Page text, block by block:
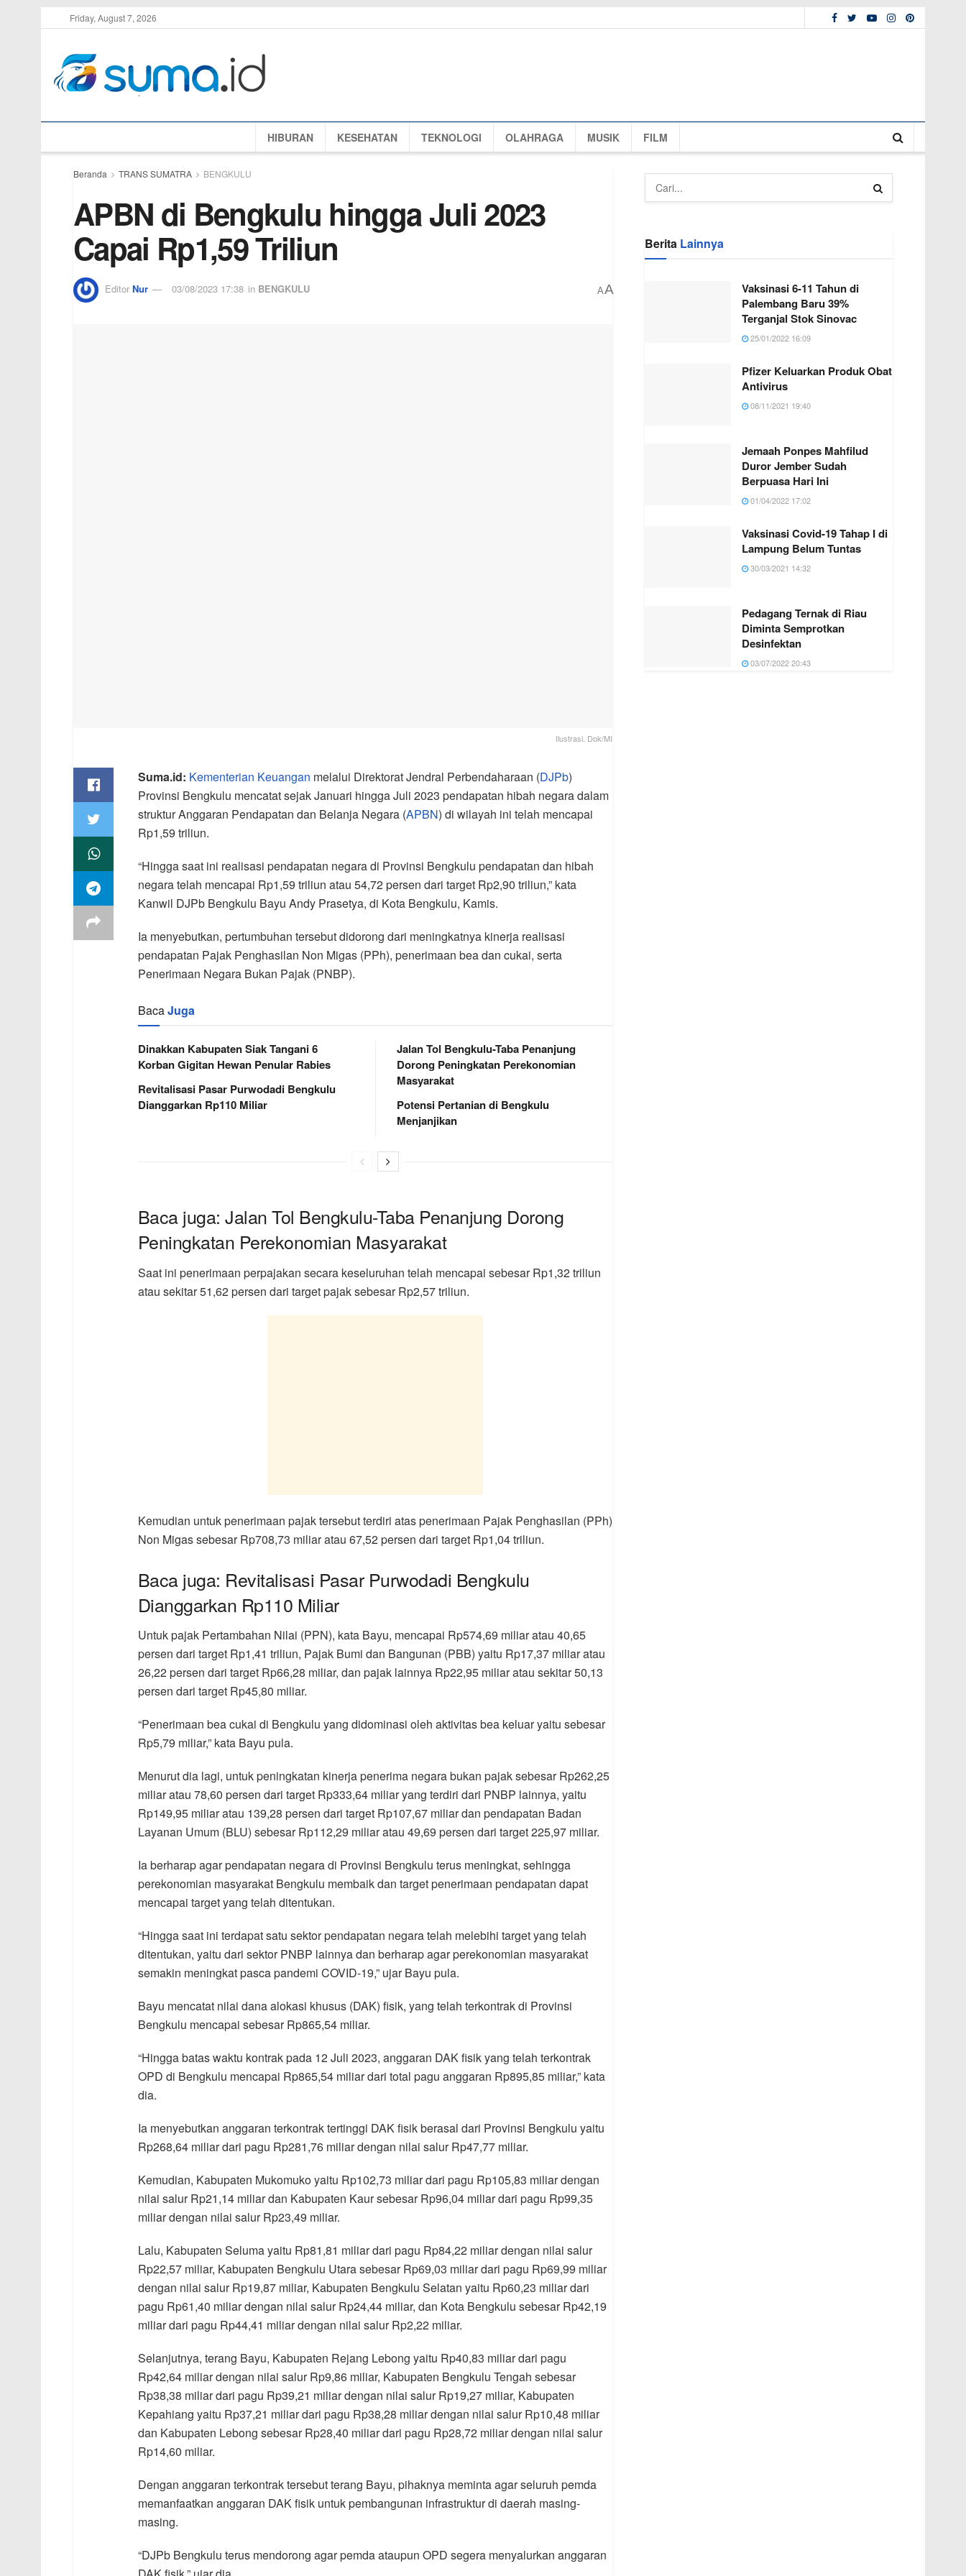
Friday, August 7, 2026
HIBURAN KESEHATAN TEKNOLOGI OLAHRAGA MUSIK FILM
Beranda TRANS SUMATRA BENGKULU
APBN di Bengkulu hingga Juli 2023
Capai Rp1,59 Triliun
Editor Nur 03/08/2023 17:38 in BENGKULU AA
Ilustrasi. Dok/MI
Suma.id: Kementerian Keuangan melalui Direktorat Jendral Perbendaharaan (DJPb)
Provinsi Bengkulu mencatat sejak Januari hingga Juli 2023 pendapatan hibah negara dalam
struktur Anggaran Pendapatan dan Belanja Negara (APBN) di wilayah ini telah mencapai
Rp1,59 triliun.
“Hingga saat ini realisasi pendapatan negara di Provinsi Bengkulu pendapatan dan hibah
negara telah mencapai Rp1,59 triliun atau 54,72 persen dari target Rp2,90 triliun,” kata
Kanwil DJPb Bengkulu Bayu Andy Prasetya, di Kota Bengkulu, Kamis.
Ia menyebutkan, pertumbuhan tersebut didorong dari meningkatnya kinerja realisasi
pendapatan Pajak Penghasilan Non Migas (PPh), penerimaan bea dan cukai, serta
Penerimaan Negara Bukan Pajak (PNBP).
BacaJuga
Dinakkan Kabupaten Siak Tangani 6
Korban Gigitan Hewan Penular Rabies
Revitalisasi Pasar Purwodadi Bengkulu
Dianggarkan Rp110 Miliar
Jalan Tol Bengkulu-Taba Penanjung
Dorong Peningkatan Perekonomian
Masyarakat
Potensi Pertanian di Bengkulu
Menjanjikan
Baca juga: Jalan Tol Bengkulu-Taba Penanjung Dorong
Peningkatan Perekonomian Masyarakat
Saat ini penerimaan perpajakan secara keseluruhan telah mencapai sebesar Rp1,32 triliun
atau sekitar 51,62 persen dari target pajak sebesar Rp2,57 triliun.
Kemudian untuk penerimaan pajak tersebut terdiri atas penerimaan Pajak Penghasilan (PPh)
Non Migas sebesar Rp708,73 miliar atau 67,52 persen dari target Rp1,04 triliun.
Baca juga: Revitalisasi Pasar Purwodadi Bengkulu
Dianggarkan Rp110 Miliar
Untuk pajak Pertambahan Nilai (PPN), kata Bayu, mencapai Rp574,69 miliar atau 40,65
persen dari target Rp1,41 triliun, Pajak Bumi dan Bangunan (PBB) yaitu Rp17,37 miliar atau
26,22 persen dari target Rp66,28 miliar, dan pajak lainnya Rp22,95 miliar atau sekitar 50,13
persen dari target Rp45,80 miliar.
“Penerimaan bea cukai di Bengkulu yang didominasi oleh aktivitas bea keluar yaitu sebesar
Rp5,79 miliar,” kata Bayu pula.
Menurut dia lagi, untuk peningkatan kinerja penerima negara bukan pajak sebesar Rp262,25
miliar atau 78,60 persen dari target Rp333,64 miliar yang terdiri dari PNBP lainnya, yaitu
Rp149,95 miliar atau 139,28 persen dari target Rp107,67 miliar dan pendapatan Badan
Layanan Umum (BLU) sebesar Rp112,29 miliar atau 49,69 persen dari target 225,97 miliar.
Ia berharap agar pendapatan negara di Provinsi Bengkulu terus meningkat, sehingga
perekonomian masyarakat Bengkulu membaik dan target penerimaan pendapatan dapat
mencapai target yang telah ditentukan.
“Hingga saat ini terdapat satu sektor pendapatan negara telah melebihi target yang telah
ditentukan, yaitu dari sektor PNBP lainnya dan berharap agar perekonomian masyarakat
semakin meningkat pasca pandemi COVID-19,” ujar Bayu pula.
Bayu mencatat nilai dana alokasi khusus (DAK) fisik, yang telah terkontrak di Provinsi
Bengkulu mencapai sebesar Rp865,54 miliar.
“Hingga batas waktu kontrak pada 12 Juli 2023, anggaran DAK fisik yang telah terkontrak
OPD di Bengkulu mencapai Rp865,54 miliar dari total pagu anggaran Rp895,85 miliar,” kata
dia.
Ia menyebutkan anggaran terkontrak tertinggi DAK fisik berasal dari Provinsi Bengkulu yaitu
Rp268,64 miliar dari pagu Rp281,76 miliar dengan nilai salur Rp47,77 miliar.
Kemudian, Kabupaten Mukomuko yaitu Rp102,73 miliar dari pagu Rp105,83 miliar dengan
nilai salur Rp21,14 miliar dan Kabupaten Kaur sebesar Rp96,04 miliar dari pagu Rp99,35
miliar dengan nilai salur Rp23,49 miliar.
Lalu, Kabupaten Seluma yaitu Rp81,81 miliar dari pagu Rp84,22 miliar dengan nilai salur
Rp22,57 miliar, Kabupaten Bengkulu Utara sebesar Rp69,03 miliar dari pagu Rp69,99 miliar
dengan nilai salur Rp19,87 miliar, Kabupaten Bengkulu Selatan yaitu Rp60,23 miliar dari
pagu Rp61,40 miliar dengan nilai salur Rp24,44 miliar, dan Kota Bengkulu sebesar Rp42,19
miliar dari pagu Rp44,41 miliar dengan nilai salur Rp2,22 miliar.
Selanjutnya, terang Bayu, Kabupaten Rejang Lebong yaitu Rp40,83 miliar dari pagu
Rp42,64 miliar dengan nilai salur Rp9,86 miliar, Kabupaten Bengkulu Tengah sebesar
Rp38,38 miliar dari pagu Rp39,21 miliar dengan nilai salur Rp19,27 miliar, Kabupaten
Kepahiang yaitu Rp37,21 miliar dari pagu Rp38,28 miliar dengan nilai salur Rp10,48 miliar
dan Kabupaten Lebong sebesar Rp28,40 miliar dari pagu Rp28,72 miliar dengan nilai salur
Rp14,60 miliar.
Dengan anggaran terkontrak tersebut terang Bayu, pihaknya meminta agar seluruh pemda
memanfaatkan anggaran DAK fisik untuk pembangunan infrastruktur di daerah masing-
masing.
“DJPb Bengkulu terus mendorong agar pemda ataupun OPD segera menyalurkan anggaran
Berita Lainnya
Vaksinasi 6-11 Tahun di
Palembang Baru 39%
Terganjal Stok Sinovac
25/01/2022 16:09
Pfizer Keluarkan Produk Obat
Antivirus
08/11/2021 19:40
Jemaah Ponpes Mahfilud
Duror Jember Sudah
Berpuasa Hari Ini
01/04/2022 17:02
Vaksinasi Covid-19 Tahap I di
Lampung Belum Tuntas
30/03/2021 14:32
Pedagang Ternak di Riau
Diminta Semprotkan
Desinfektan
03/07/2022 20:43